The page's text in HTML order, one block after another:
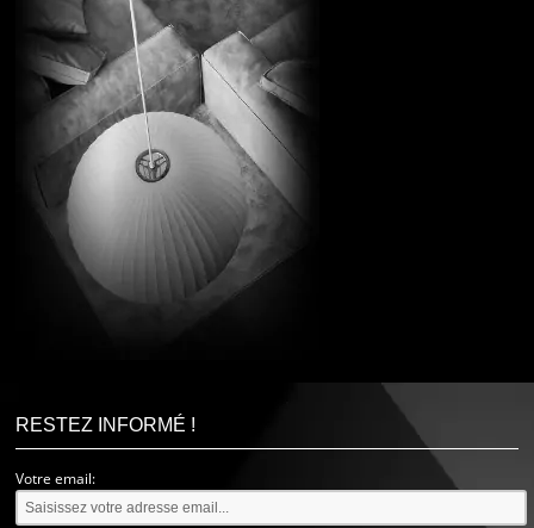
RESTEZ INFORMÉ !
Votre email: